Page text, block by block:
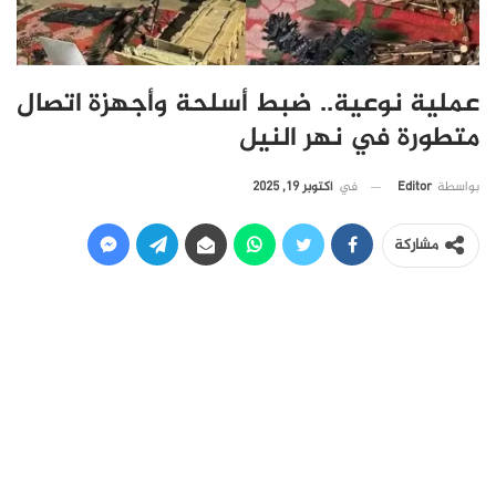
عملية نوعية.. ضبط أسلحة وأجهزة اتصال
متطورة في نهر النيل
بواسطة Editor في أكتوبر 19, 2025
مشاركة